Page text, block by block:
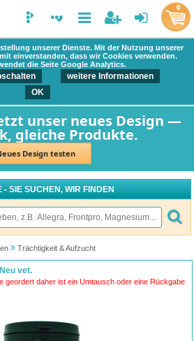
unserer Dienste. Mit der Nutzung unserer
einverstanden, dass wir Cookies verwenden.
die Seite Google Analytics.
weitere Informationen
OK
unser neues Design —
gleiche Produkte.
Design testen
0
SIE SUCHEN, WIR FINDEN
Trächtigkeit & Aufzucht
vet.
geordert daher ist ein Umtausch oder eine Rückgabe